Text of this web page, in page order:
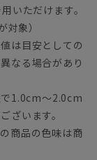
いただけます。
象）
は目安としての
なる場合があり
1.0cm～2.0cm
ざいます。
商品の色味は商